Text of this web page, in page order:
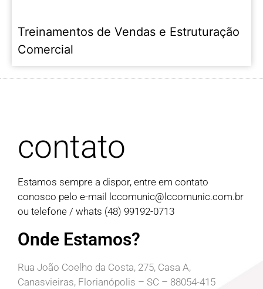
Treinamentos de Vendas e Estruturação
Comercial
contato
Estamos sempre a dispor, entre em contato
conosco pelo e-mail
lccomunic@lccomunic.com.br
ou telefone / whats (48) 99192-0713
Onde Estamos?
Rua João Coelho da Costa, 275, Casa A,
Canasvieiras, Florianópolis – SC – 88054-415